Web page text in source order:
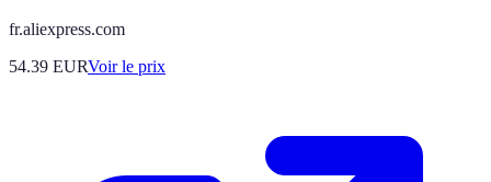
fr.aliexpress.com
54.39 EURVoir le prix